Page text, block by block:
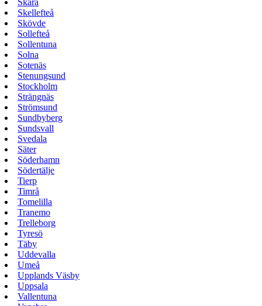
Skara
Skellefteå
Skövde
Sollefteå
Sollentuna
Solna
Sotenäs
Stenungsund
Stockholm
Strängnäs
Strömsund
Sundbyberg
Sundsvall
Svedala
Säter
Söderhamn
Södertälje
Tierp
Timrå
Tomelilla
Tranemo
Trelleborg
Tyresö
Täby
Uddevalla
Umeå
Upplands Väsby
Uppsala
Vallentuna